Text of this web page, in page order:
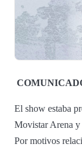
El show estaba
Movistar Arena y
Por motivos